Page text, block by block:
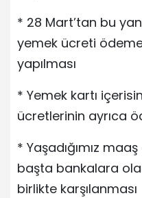
* 28 Mart’tan bu
yemek ücreti
yapılması
* Yemek kartı
ücretlerinin ayrıca
* Yaşadığımız
başta bankalara
birlikte karşılanması